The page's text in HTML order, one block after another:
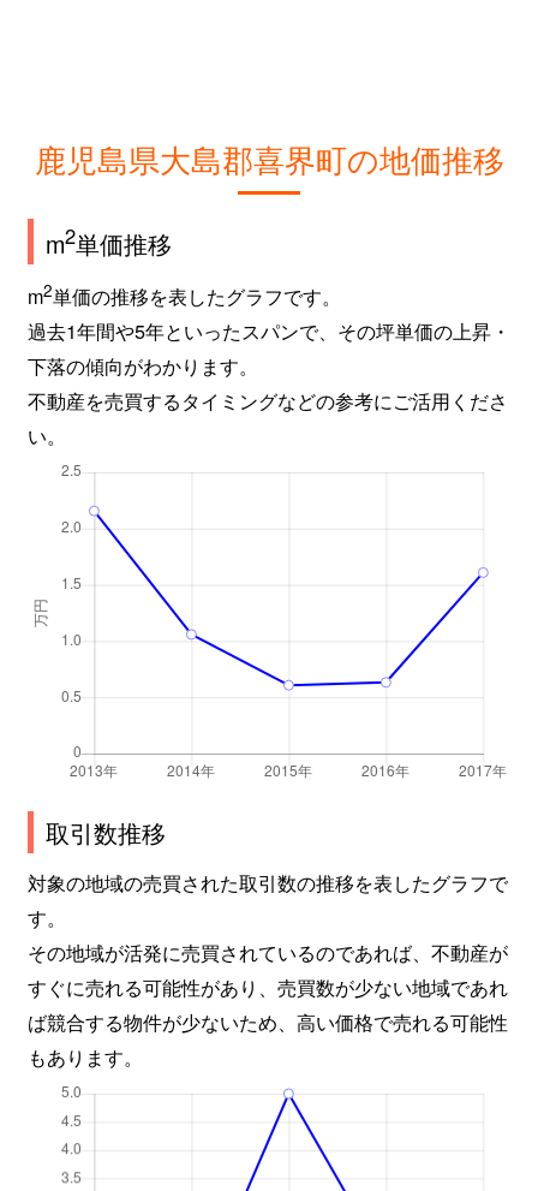
鹿児島県大島郡喜界町の地価推移
m2単価推移
m2単価の推移を表したグラフです。
過去1年間や5年といったスパンで、その坪単価の上昇・
下落の傾向がわかります。
不動産を売買するタイミングなどの参考にご活用くださ
い。
取引数推移
対象の地域の売買された取引数の推移を表したグラフで
す。
その地域が活発に売買されているのであれば、不動産が
すぐに売れる可能性があり、売買数が少ない地域であれ
ば競合する物件が少ないため、高い価格で売れる可能性
もあります。